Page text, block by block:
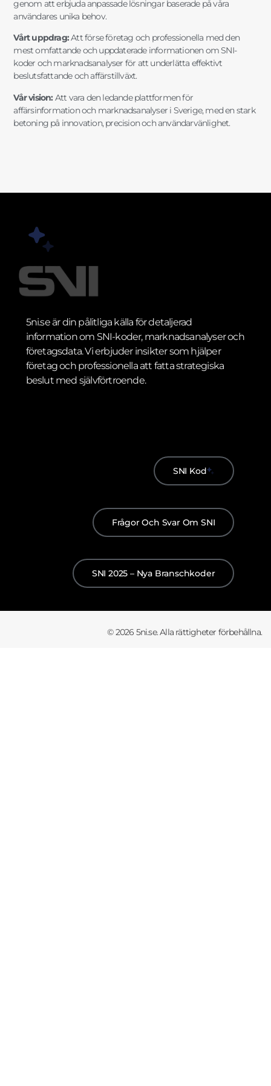
genom att erbjuda anpassade lösningar baserade på våra
användares unika behov.
Vårt uppdrag:Att förse företag och professionella med den
mest omfattande och uppdaterade informationen om SNI-
koder och marknadsanalyser för att underlätta effektivt
beslutsfattande och affärstillväxt.
Vår vision: Att vara den ledande plattformen för
affärsinformation och marknadsanalyser i Sverige, med en stark
betoning på innovation, precision och användarvänlighet.
5ni.se är din pålitliga källa för detaljerad
information om SNI-koder, marknadsanalyser och
företagsdata. Vi erbjuder insikter som hjälper
företag och professionella att fatta strategiska
beslut med självförtroende.
SNI Kod
Frågor Och Svar Om SNI
SNI 2025 – Nya Branschkoder
© 2026 5ni.se. Alla rättigheter förbehållna.